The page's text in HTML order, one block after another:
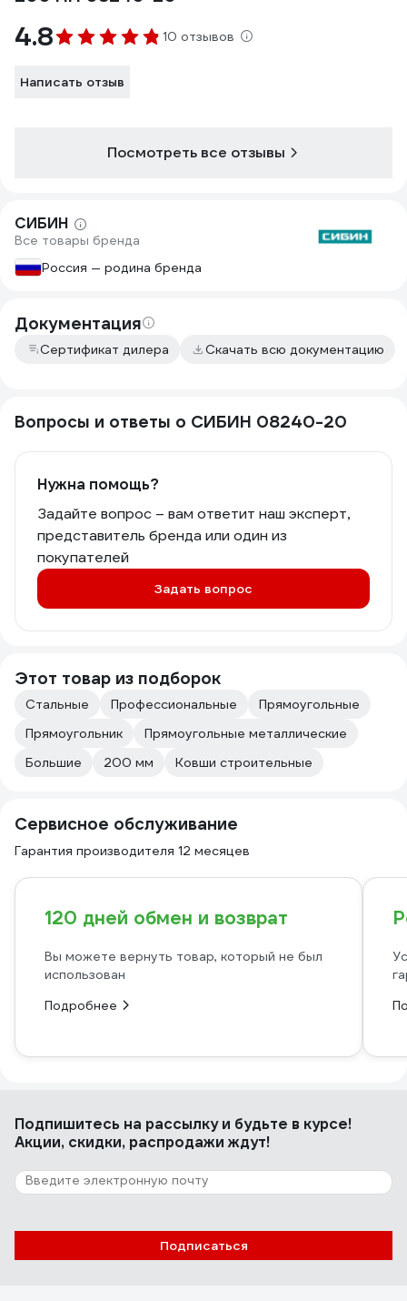
4.8 10 отзывов
Написать отзыв
Посмотреть все отзывы
СИБИН
Все товары бренда
Россия — родина бренда
Документация
Сертификат дилера Скачать всю документацию
Вопросы и ответы о СИБИН 08240-20
Нужна помощь?
Задайте вопрос – вам ответит наш эксперт,
представитель бренда или один из
покупателей
Задать вопрос
Этот товар из подборок
Стальные Профессиональные
Прямоугольные
Прямоугольник
Прямоугольные металлические
Большие
200 мм Ковши строительные
Сервисное обслуживание
Гарантия производителя 12 месяцев
120 дней обмен и возврат
Вы можете вернуть товар, который не был
использован
Подробнее
Подпишитесь на рассылкуи будьте в курсе!
Акции, скидки, распродажи ждут!
Подписаться